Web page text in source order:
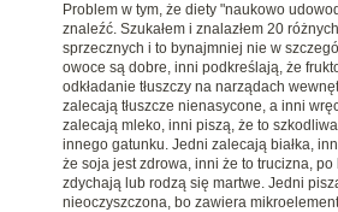
Problem w tym, że diety "naukowo
znaleźć. Szukałem i znalazłem 20
sprzecznych i to bynajmniej nie w
owoce są dobre, inni podkreślają, że
odkładanie tłuszczy na narządach
zalecają tłuszcze nienasycone, a inni
zalecają mleko, inni piszą, że to
innego gatunku. Jedni zalecają białka,
że soja jest zdrowa, inni że to trucizna,
zdychają lub rodzą się martwe. Jedni
nieoczyszczona, bo zawiera